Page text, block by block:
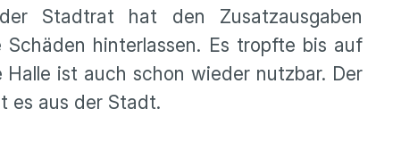
Stadtrat hat den Zusatzausgaben
hinterlassen. Es tropfte bis auf
ist auch schon wieder nutzbar. Der
es aus der Stadt.